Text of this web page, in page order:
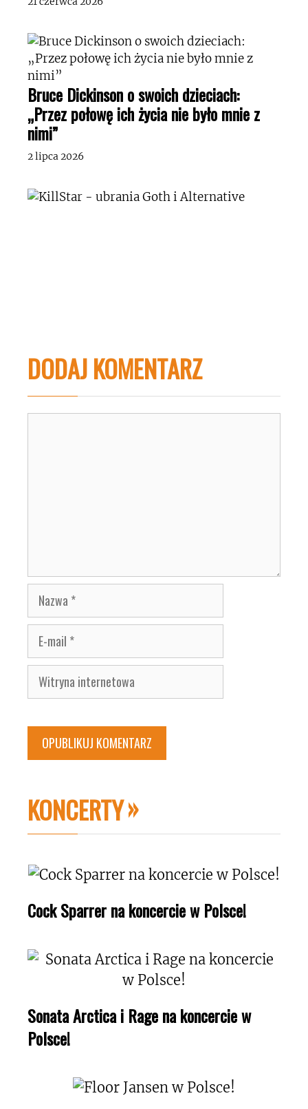
Bruce Dickinson o swoich dzieciach:
„Przez połowę ich życia nie było mnie z
nimi”
2 lipca 2026
DODAJ KOMENTARZ
Nazwa
E-
mail
Witryna
internetowa
KONCERTY
Cock Sparrer na koncercie w Polsce!
Sonata Arctica i Rage na koncercie w
Polsce!